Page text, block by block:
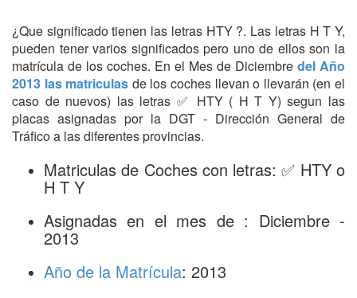
¿Que significado tienen las letras HTY ?. Las letras H T Y,
pueden tener varios significados pero uno de ellos son la
matrícula de los coches. En el Mes de Diciembre del Año
2013 las matriculas de los coches llevan o llevarán (en el
caso de nuevos) las letras ✅ HTY ( H T Y) segun las
placas asignadas por la DGT - Dirección General de
Tráfico a las diferentes provincias.
Matriculas de Coches con letras: ✅ HTY o
H T Y
Asignadas en el mes de : Diciembre -
2013
Año de la Matrícula: 2013